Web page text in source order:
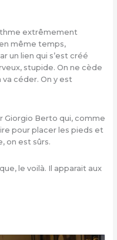
extrêmement
même temps,
un lien qui s’est créé
stupide. On ne cède
va céder. On y est
Giorgio Berto qui, comme
pour placer les pieds et
on est sûrs.
le voilà. Il apparait aux